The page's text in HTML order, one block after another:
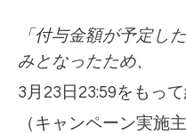
「付与金額が予定し
みとなったため、
3月23日23:59をもっ
（キャンペーン実施